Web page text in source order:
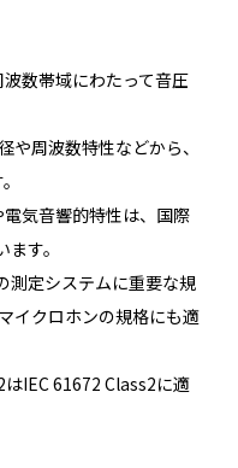
数帯域にわたって音圧
周波数特性などから、
気音響的特性は、国際
す。
測定システムに重要な規
イクロホンの規格にも適
IEC 61672 Class2に適